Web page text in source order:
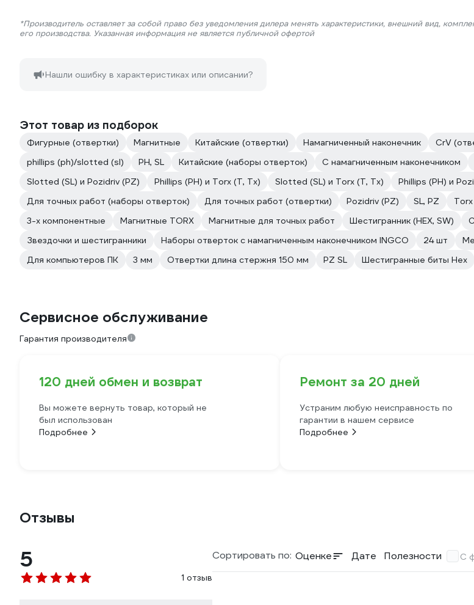
*Производитель оставляет за собой право без уведомления дилера менять характеристики, внешний вид,
его производства. Указанная информация не является публичной офертой
Нашли ошибку в характеристиках или описании?
Этот товар из подборок
Фигурные (отвертки) Магнитные Китайские (отвертки) Намагниченный наконечник CrV
phillips (ph)/slotted (sl)
PH, SL Китайские (наборы отверток) C намагниченным наконечником
Slotted (SL) и Pozidriv (PZ)
Phillips (PH) и Torx (T, Tx) Slotted (SL) и Torx (T, Tx) Phillips (PH) и
Для точных работ (наборы отверток)
Для точных работ (отвертки) Pozidriv (PZ) SL, PZ
3-х компонентные
Магнитные TORX Магнитные для точных работ Шестигранник (HEX, SW)
Звездочки и шестигранники
Наборы отверток с намагниченным наконечником INGCO 24 шт
Для компьютеров ПК
3 мм Отвертки длина стержня 150 мм PZ SL Шестигранные биты Hex
Сервисное обслуживание
Гарантия производителя
120 дней обмен и возврат
Вы можете вернуть товар, который не
был использован
Подробнее
Ремонт за 20 дней
Устраним любую неисправность по
гарантии в нашем сервисе
Подробнее
Отзывы
5
1 отзыв
Сортировать по: Оценке Дате Полезности С